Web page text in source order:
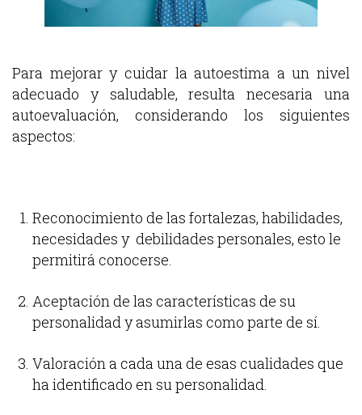
Para mejorar y cuidar la autoestima a un nivel
adecuado y saludable, resulta necesaria una
autoevaluación, considerando los siguientes
aspectos:
Reconocimiento de las fortalezas, habilidades,
necesidades y debilidades personales, esto le
permitirá conocerse.
Aceptación de las características de su
personalidad y asumirlas como parte de sí.
Valoración a cada una de esas cualidades que
ha identificado en su personalidad.